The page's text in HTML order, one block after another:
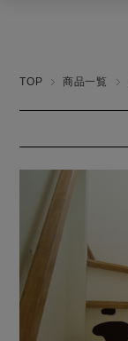
TOP 商品一覧